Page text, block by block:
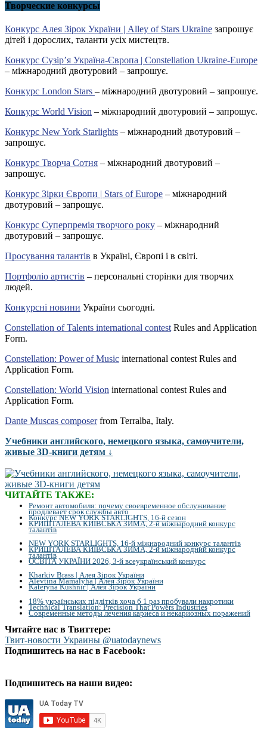
Творческие конкурсы
Конкурс Алея Зірок України | Alley of Stars Ukraine запрошує
дітей і дорослих, таланти усіх мистецтв.
Конкурс Сузір’я Україна-Європа | Constellation Ukraine-Europe
– міжнародний двотуровий – запрошує.
Конкурс London Stars – міжнародний двотуровий – запрошує.
Конкурс World Vision – міжнародний двотуровий – запрошує.
Конкурс New York Starlights – міжнародний двотуровий –
запрошує.
Конкурс Творча Сотня – міжнародний двотуровий –
запрошує.
Конкурс Зірки Європи | Stars of Europe – міжнародний
двотуровий – запрошує.
Конкурс Суперпремія творчого року – міжнародний
двотуровий – запрошує.
Просування талантів в Україні, Європі і в світі.
Портфоліо артистів – персональні сторінки для творчих
людей.
Конкурсні новини України сьогодні.
Constellation of Talents international contest Rules and Application
Form.
Constellation: Power of Music international contest Rules and
Application Form.
Constellation: World Vision international contest Rules and
Application Form.
Dante Muscas composerfrom Terralba, Italy.
Учебники английского, немецкого языка, самоучители,
живые 3D-книги детям ↓
ЧИТАЙТЕ ТАКЖЕ:
Ремонт автомобиля: почему своевременное обслуживание
продлевает срок службы авто
Конкурс NEW YORK STARLIGHTS, 16-й сезон
КРИШТАЛЕВА КИЇВСЬКА ЗИМА, 2-й міжнародний конкурс
талантів
NEW YORK STARLIGHTS, 16-й міжнародний конкурс талантів
КРИШТАЛЕВА КИЇВСЬКА ЗИМА, 2-й міжнародний конкурс
талантів
ОСВІТА УКРАЇНИ 2026, 3-й всеукраїнський конкурс
Kharkiv Brass | Алея Зірок України
Alevtina Mamalyha | Алея Зірок України
Kateryna Kushnir | Алея Зірок України
18% українських підлітків хоча б 1 раз пробували накротики
Technical Translation: Precision That Powers Industries
Современные методы лечения кариеса и некариозных поражений
Читайте нас в Твиттере:
Твит-новости Украины @uatodaynews
Подпишитесь на нас в Facebook:
Подпишитесь на наши видео: